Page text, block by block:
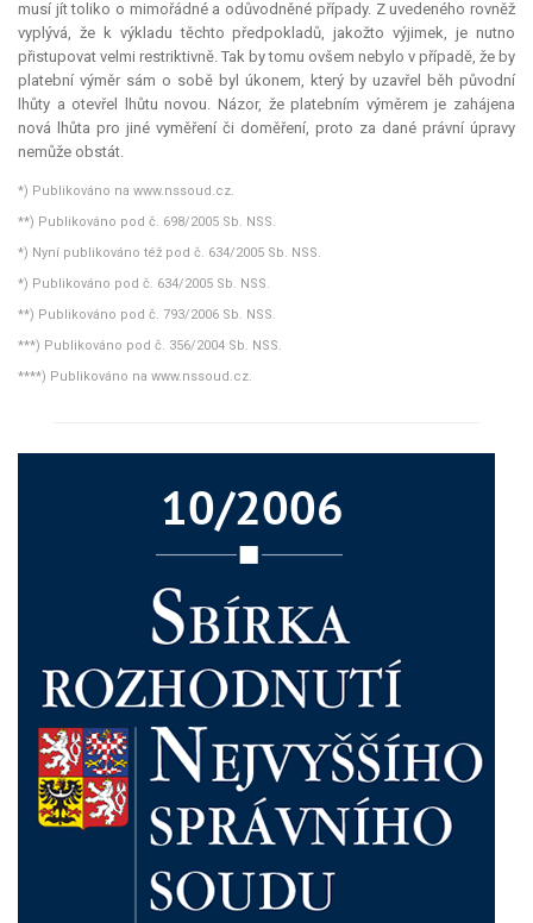
musí jít toliko o mimořádné a odůvodněné případy. Z uvedeného rovněž
vyplývá, že k výkladu těchto předpokladů, jakožto výjimek, je nutno
přistupovat velmi restriktivně. Tak by tomu ovšem nebylo v případě, že by
platební výměr sám o sobě byl úkonem, který by uzavřel běh původní
lhůty a otevřel lhůtu novou. Názor, že platebním výměrem je zahájena
nová lhůta pro jiné vyměření či doměření, proto za dané právní úpravy
nemůže obstát.
*) Publikováno na www.nssoud.cz.
**) Publikováno pod č. 698/2005 Sb. NSS.
*) Nyní publikováno též pod č. 634/2005 Sb. NSS.
*) Publikováno pod č. 634/2005 Sb. NSS.
**) Publikováno pod č. 793/2006 Sb. NSS.
***) Publikováno pod č. 356/2004 Sb. NSS.
****) Publikováno na www.nssoud.cz.